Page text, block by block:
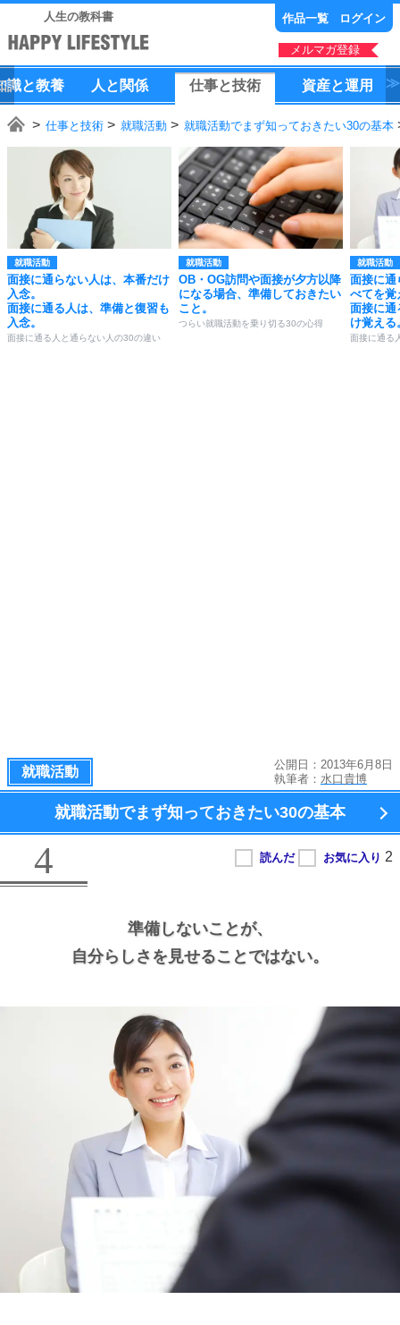
人生の教科書 作品一覧 ログイン
メルマガ登録
識と教養 人 と 関係 仕事と技術 資産と運用
仕事と技術 就職活動 就職活動でまず知っておきたい30の基本
就職活動
面接に通らない人は、本番だけ
入念。
面接に通る人は、準備と復習も
入念。
面接に通る人と通らない人の30の違い
就職活動
OB・OG訪問や面接が夕方以降
になる場合、準備しておきたい
こと。
つらい就職活動を乗り切る30の心得
就職活動
面接に通
べてを覚
面接に通
け覚える
面接に通る
就職活動
公開日：2013年6月8日
執筆者： 水口貴博
就職活動でまず知っておきたい30の基本
4
準備しないことが、
自分らしさを見せることではない。